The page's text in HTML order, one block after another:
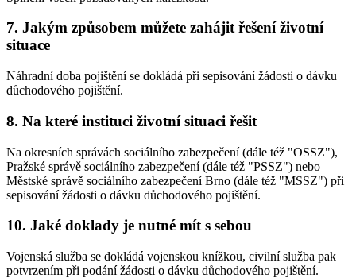
7. Jakým způsobem můžete zahájit řešení životní
situace
Náhradní doba pojištění se dokládá při sepisování žádosti o dávku
důchodového pojištění.
8. Na které instituci životní situaci řešit
Na okresních správách sociálního zabezpečení (dále též "OSSZ"),
Pražské správě sociálního zabezpečení (dále též "PSSZ") nebo
Městské správě sociálního zabezpečení Brno (dále též "MSSZ") při
sepisování žádosti o dávku důchodového pojištění.
10. Jaké doklady je nutné mít s sebou
Vojenská služba se dokládá vojenskou knížkou, civilní služba pak
potvrzením při podání žádosti o dávku důchodového pojištění.